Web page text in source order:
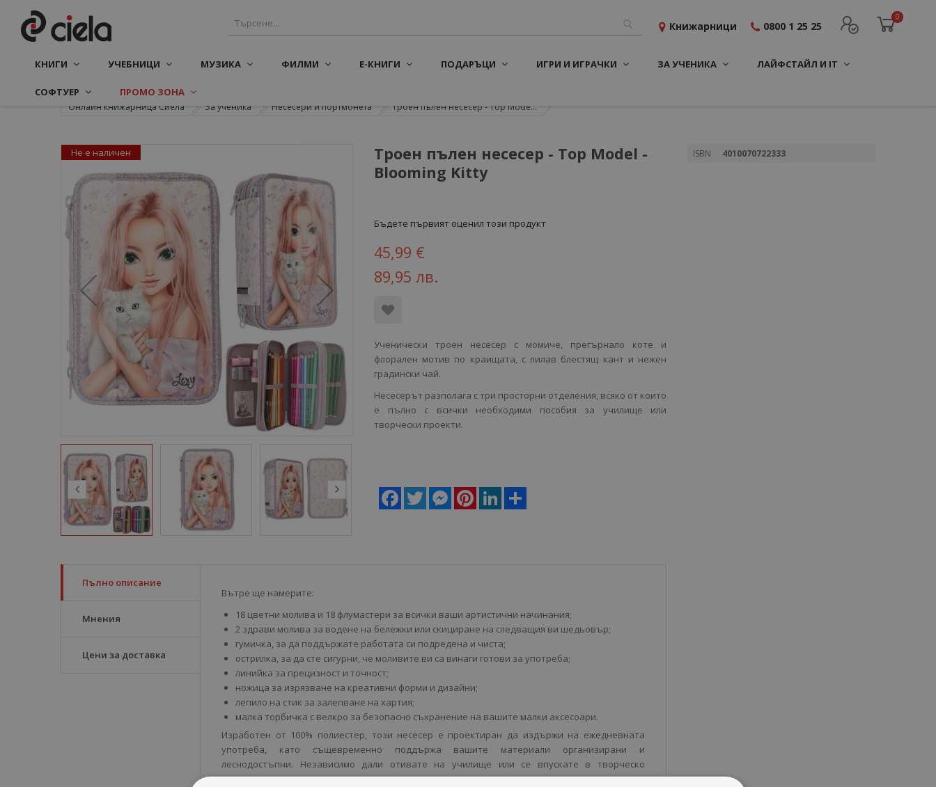
0
Книжарници 0800 1 25 25
КНИГИ УЧЕБНИЦИ МУЗИКА ФИЛМИ Е-КНИГИ ПОДАРЪЦИ ИГРИ И ИГРАЧКИ ЗА УЧЕНИКА ЛАЙФСТАЙЛ И IT
СОФТУЕР ПРОМО ЗОНА
Онлайн книжарница Сиела За ученика Несесери и портмонета Троен пълен несесер - Top Mode...
Троен пълен несесер - Top Model -
Blooming Kitty
Бъдете първият оценил този продукт
45,99 €
89,95 лв.
Ученически троен несесер с момиче, прегърнало коте и
флорален мотив по краищата, с лилав блестящ кант и нежен
градински чай.
Несесерът разполага с три просторни отделения, всяко от които
е пълно с всички необходими пособия за училище или
творчески проекти.
Facebook
Twitter MessengerPinterestLinkedIn
Не е наличен
Пълно описание
Мнения
Цени за доставка
Вътре ще намерите:
18 цветни молива и 18 флумастери за всички ваши артистични начинания;
2 здрави молива за водене на бележки или скициране на следващия ви шедьовър;
гумичка, за да поддържате работата си подредена и чиста;
острилка, за да сте сигурни, че моливите ви са винаги готови за употреба;
линийка за прецизност и точност;
ножица за изрязване на креативни форми и дизайни;
лепило на стик за залепване на хартия;
малка торбичка с велкро за безопасно съхранение на вашите малки аксесоари.
Изработен от 100% полиестер, този несесер е проектиран да издържи на ежедневната
употреба, като същевременно поддържа вашите материали организирани и
леснодостъпни. Независимо дали отивате на училище или се впускате в творческо
приключение у дома, тази несесер за моливи е вашият надежден спътник, готов да се
Повече
ISBN 4010070722333